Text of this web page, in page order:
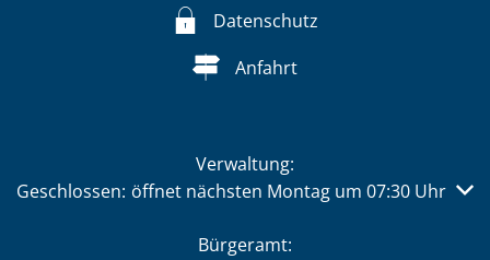
Datenschutz
Anfahrt
Verwaltung:
Klicken, um weitere Öffnungs- oder Schließzeiten
Geschlossen: öffnet nächsten Montag um 07:30 Uhr
Bürgeramt: